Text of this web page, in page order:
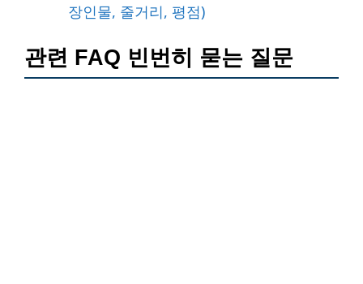
장인물, 줄거리, 평점)
관련 FAQ 빈번히 묻는 질문